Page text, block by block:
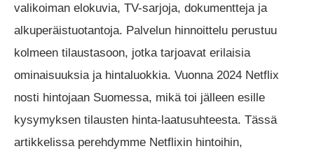
valikoiman elokuvia, TV-sarjoja, dokumentteja ja
alkuperäistuotantoja. Palvelun hinnoittelu perustuu
kolmeen tilaustasoon, jotka tarjoavat erilaisia
ominaisuuksia ja hintaluokkia. Vuonna 2024 Netflix
nosti hintojaan Suomessa, mikä toi jälleen esille
kysymyksen tilausten hinta-laatusuhteesta. Tässä
artikkelissa perehdymme Netflixin hintoihin,